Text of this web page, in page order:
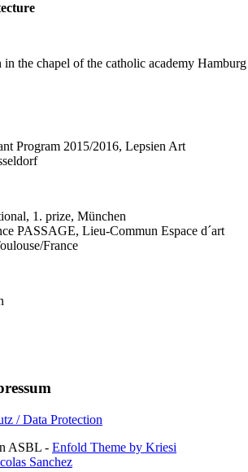
ecture
the chapel of the catholic academy Hamburg
Program 2015/2016, Lepsien Art
1. prize, München
PASSAGE, Lieu-Commun Espace d´art
France
/ Data Protection
ASBL - Enfold Theme by Kriesi
Sanchez